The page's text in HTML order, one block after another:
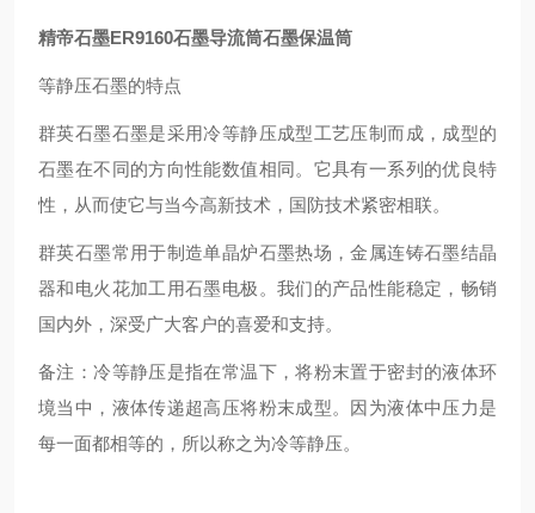
精帝石墨ER9160石墨导流筒石墨保温筒
等静压石墨的特点
群英石墨石墨是采用冷等静压成型工艺压制而成，成型的
石墨在不同的方向性能数值相同。它具有一系列的优良特
性，从而使它与当今高新技术，国防技术紧密相联。
群英石墨常用于制造单晶炉石墨热场，金属连铸石墨结晶
器和电火花加工用石墨电极。我们的产品性能稳定，畅销
国内外，深受广大客户的喜爱和支持。
备注：冷等静压是指在常温下，将粉末置于密封的液体环
境当中，液体传递超高压将粉末成型。因为液体中压力是
每一面都相等的，所以称之为冷等静压。